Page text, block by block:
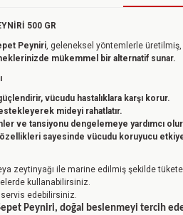
500 GR
Peyniri, geleneksel yöntemlerle
mükemmel bir alternatif sunar.
vücudu hastalıklara karşı korur.
mideyi rahatlatır.
ve tansiyonu dengelemeye yardımcı
sayesinde vücudu koruyucu
zeytinyağı ile marine edilmiş şekilde
kullanabilirsiniz.
servis edebilirsiniz.
Peyniri, doğal beslenmeyi tercih